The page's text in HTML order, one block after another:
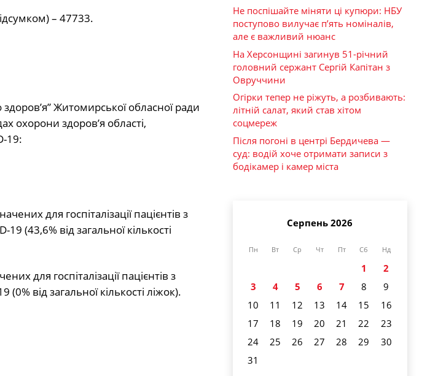
– 47733.
Житомирської обласної ради
охорони здоров’я області,
19:
для госпіталізації пацієнтів з
(43,6% від загальної кількості
для госпіталізації пацієнтів з
від загальної кількості ліжок).
Не поспішайте міняти ці купюри: НБУ
поступово вилучає п’ять номіналів,
але є важливий нюанс
На Херсонщині загинув 51-річний
головний сержант Сергій Капітан з
Овруччини
Огірки тепер не ріжуть, а розбивають:
літній салат, який став хітом
соцмереж
Після погоні в центрі Бердичева —
суд: водій хоче отримати записи з
бодікамер і камер міста
Серпень 2026
Пн Вт Ср Чт Пт Сб Нд
1
2
3
4 5 6 7 8
9
10
11 12 13 14 15
16
17
18 19 20 21 22
23
24
25 26 27 28 29
30
31